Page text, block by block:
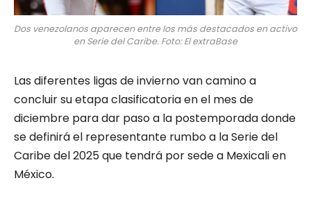
Dos venezolanos aparecen entre los más destacados en activo
en Serie del Caribe. Foto: El extraBase
Las diferentes ligas de invierno van camino a
concluir su etapa clasificatoria en el mes de
diciembre para dar paso a la postemporada donde
se definirá el representante rumbo a la Serie del
Caribe del 2025 que tendrá por sede a Mexicali en
México.